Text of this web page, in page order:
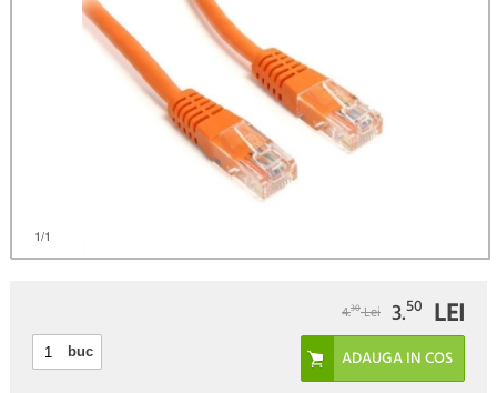
1/1
3.50 LEI
4.30Lei
buc